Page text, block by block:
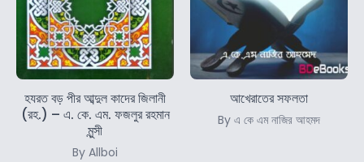
হযরত বড় পীর আব্দুল কাদের জিলানী
(রহ.) – এ. কে. এম. ফজলুর রহমান
মুন্সী
By Allboi
আখেরাতের সফলতা
By এ কে এম নাজির আহমদ